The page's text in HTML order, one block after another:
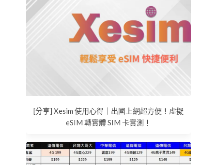
[分享] Xesim 使用心得｜出國上網超方便！虛擬
eSIM 轉實體 SIM 卡實測！